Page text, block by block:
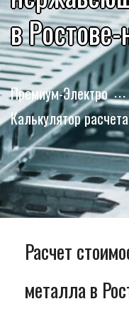
в
Премиум-Электро
Калькулятор
Расчет
металла в